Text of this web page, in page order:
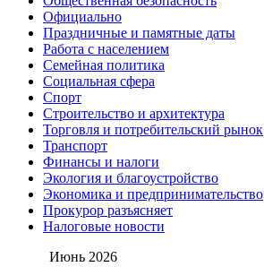
Официально
Праздничные и памятные даты
Работа с населением
Семейная политика
Социальная сфера
Спорт
Строительство и архитектура
Торговля и потребительский рынок
Транспорт
Финансы и налоги
Экология и благоустройство
Экономика и предпринимательство
Прокурор разъясняет
Налоговые новости
Июнь 2026